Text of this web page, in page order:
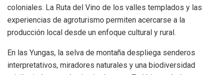
coloniales. La Ruta del Vino de los valles templados y las
experiencias de agroturismo permiten acercarse a la
producción local desde un enfoque cultural y rural.
En las Yungas, la selva de montaña despliega senderos
interpretativos, miradores naturales y una biodiversidad